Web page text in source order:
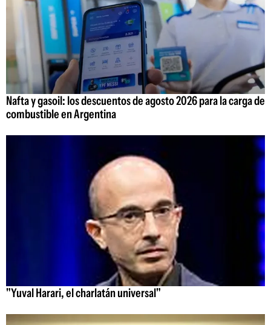
Nafta y gasoil: los descuentos de agosto 2026 para la carga de
combustible en Argentina
"Yuval Harari, el charlatán universal"